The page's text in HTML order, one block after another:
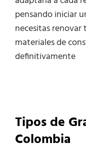
pensando iniciar
necesitas
materiales de
definitivamente
Tipos de
Colombia